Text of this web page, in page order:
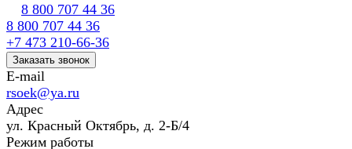
8 800 707 44 36
8 800 707 44 36
+7 473 210-66-36
Заказать звонок
E-mail
rsoek@ya.ru
Адрес
ул. Красный Октябрь, д. 2-Б/4
Режим работы